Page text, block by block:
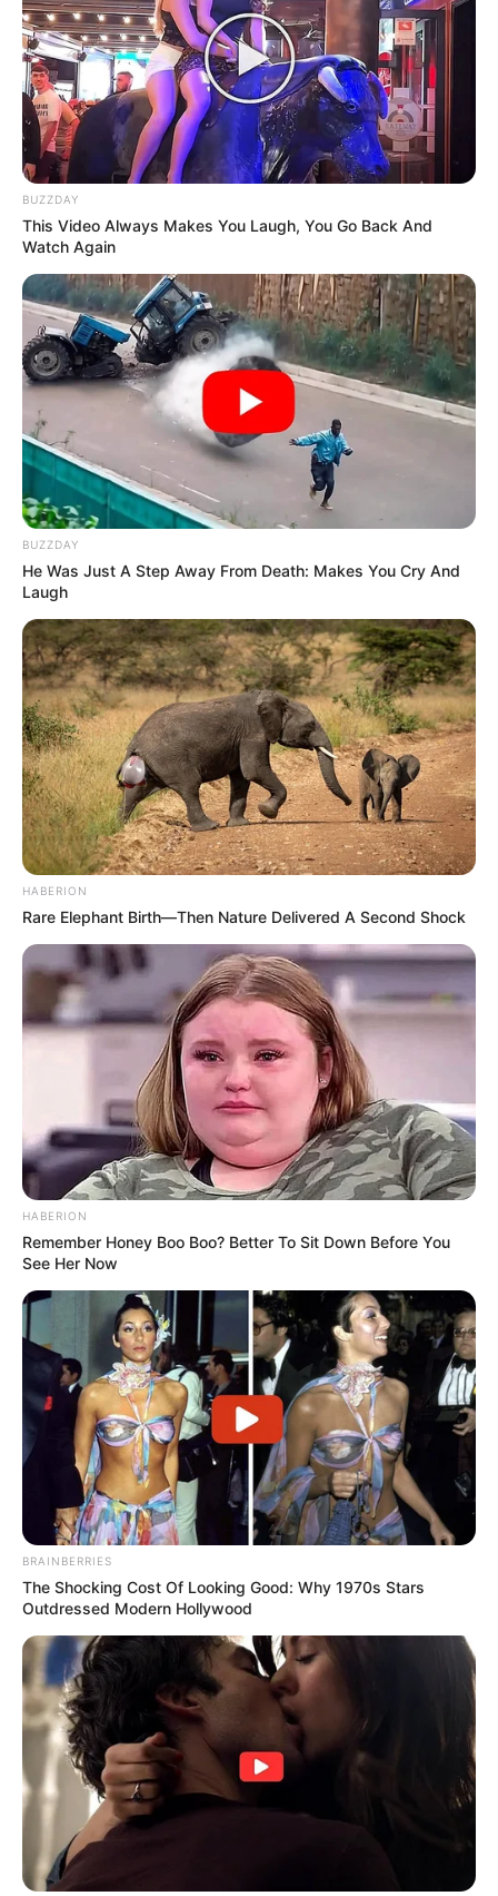
BUZZDAY
This Video Always Makes You Laugh, You Go Back And
Watch Again
BUZZDAY
He Was Just A Step Away From Death: Makes You Cry And
Laugh
HABERION
Rare Elephant Birth—Then Nature Delivered A Second Shock
HABERION
Remember Honey Boo Boo? Better To Sit Down Before You
See Her Now
BRAINBERRIES
The Shocking Cost Of Looking Good: Why 1970s Stars
Outdressed Modern Hollywood